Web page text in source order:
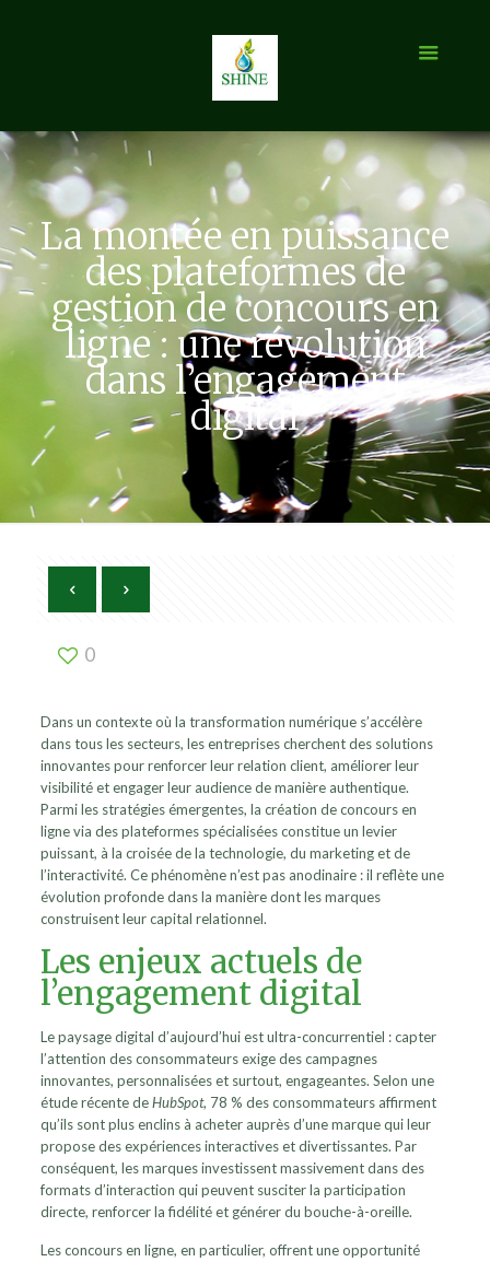
La montée en puissance
des plateformes de
gestion de concours en
ligne : une révolution
dans l’engagement
digital
0
Dans un contexte où la transformation numérique s’accélère
dans tous les secteurs, les entreprises cherchent des solutions
innovantes pour renforcer leur relation client, améliorer leur
visibilité et engager leur audience de manière authentique.
Parmi les stratégies émergentes, la création de concours en
ligne via des plateformes spécialisées constitue un levier
puissant, à la croisée de la technologie, du marketing et de
l’interactivité. Ce phénomène n’est pas anodinaire : il reflète une
évolution profonde dans la manière dont les marques
construisent leur capital relationnel.
Les enjeux actuels de
l’engagement digital
Le paysage digital d’aujourd’hui est ultra-concurrentiel : capter
l’attention des consommateurs exige des campagnes
innovantes, personnalisées et surtout, engageantes. Selon une
étude récente deHubSpot, 78 % des consommateurs affirment
qu’ils sont plus enclins à acheter auprès d’une marque qui leur
propose des expériences interactives et divertissantes. Par
conséquent, les marques investissent massivement dans des
formats d’interaction qui peuvent susciter la participation
directe, renforcer la fidélité et générer du bouche-à-oreille.
Les concours en ligne, en particulier, offrent une opportunité